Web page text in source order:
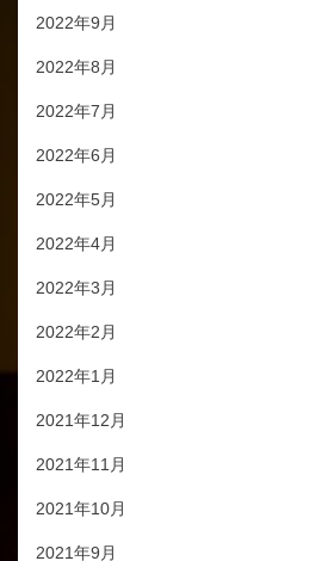
2022年9月
2022年8月
2022年7月
2022年6月
2022年5月
2022年4月
2022年3月
2022年2月
2022年1月
2021年12月
2021年11月
2021年10月
2021年9月